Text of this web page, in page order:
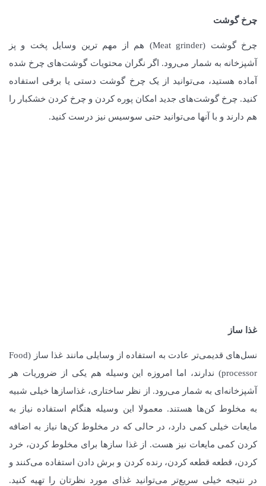
چرخ گوشت
چرخ گوشت (Meat grinder) هم از مهم ترین وسایل پخت و پز
آشپزخانه به شمار می‌رود. اگر نگران محتویات گوشت‌های چرخ شده
آماده هستید، می‌توانید از یک چرخ گوشت دستی یا برقی استفاده
کنید. چرخ گوشت‌های جدید امکان پوره کردن و چرخ کردن خشکبار را
هم دارند و با آنها می‌توانید حتی سوسیس نیز درست کنید.
غذا ساز
نسل‌های قدیمی‌تر عادت به استفاده از وسایلی مانند غذا ساز (Food
processor) ندارند، اما امروزه این وسیله هم یکی از ضروریات هر
آشپزخانه‌ای به شمار می‌رود. از نظر ساختاری، غذاسازها خیلی شبیه
به مخلوط کن‌ها هستند. معمولا این وسیله هنگام استفاده نیاز به
مایعات خیلی کمی دارد، در حالی که در مخلوط کن‌ها نیاز به اضافه
کردن کمی مایعات نیز هست. از غذا سازها برای مخلوط کردن، خرد
کردن، قطعه قطعه کردن، رنده کردن و برش دادن استفاده می‌کنند و
در نتیجه خیلی سریع‌تر می‌توانید غذای مورد نظرتان را تهیه کنید.